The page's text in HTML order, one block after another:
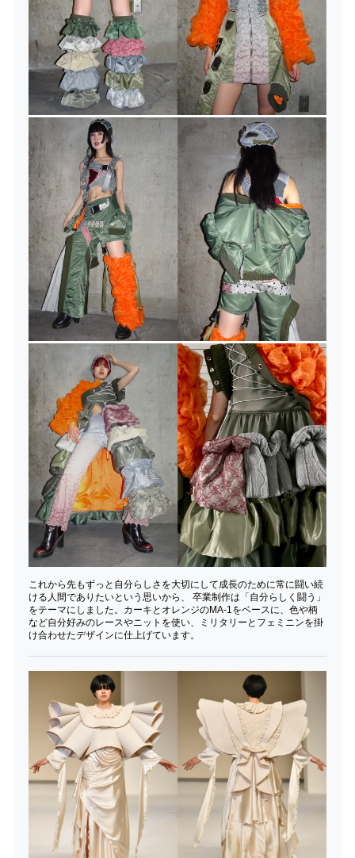
これから先もずっと自分らしさを大切にして成長のために常に闘い続
ける人間でありたいという思いから、 卒業制作は「自分らしく闘う」
をテーマにしました。カーキとオレンジのMA-1をベースに、色や柄
など自分好みのレースやニットを使い、ミリタリーとフェミニンを掛
け合わせたデザインに仕上げています。